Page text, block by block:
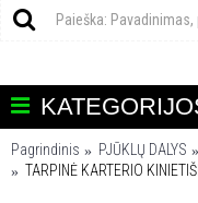
Pagrindinis PJŪKLŲ DALYS
TARPINĖ KARTERIO